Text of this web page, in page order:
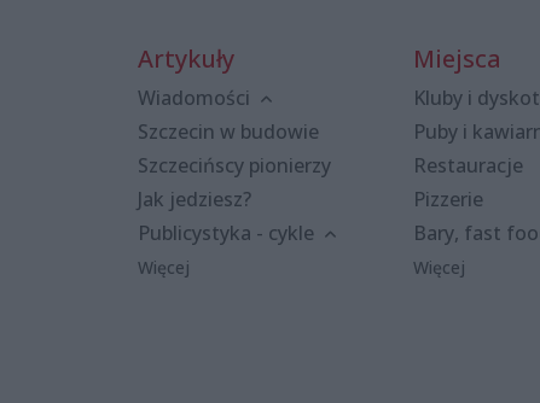
Artykuły
Wiadomości
Szczecin w budowie
Szczecińscy pionierzy
Jak jedziesz?
Publicystyka - cykle
Więcej
Miejsca
Kluby i
Puby i
Restauracje
Pizzerie
Bary, fast
Więcej